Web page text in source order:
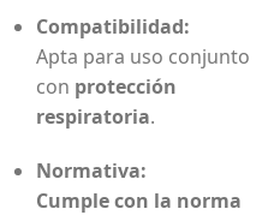
Compatibilidad:
Apta para uso conjunto
con protección
respiratoria.
Normativa:
Cumple con la norma